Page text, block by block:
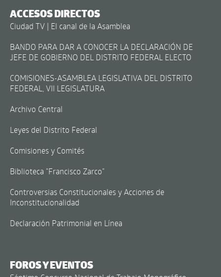
ACCESOS DIRECTOS
Ciudad TV | El canal de la Asamblea
BANDO PARA DAR A CONOCER LA DECLARACIÓN DE
JEFE DE GOBIERNO DEL DISTRITO FEDERAL ELECTO
COMISIONES-ASAMBLEA LEGISLATIVA DEL DISTRITO
FEDERAL, VII LEGISLATURA
Archivo Central
Leyes del Distrito Federal
Comisiones y Comités
Biblioteca "Francisco Zarco"
Controversias Constitucionales y Acciones de
Inconstitucionalidad
Declaración Patrimonial en Línea
FOROS Y EVENTOS